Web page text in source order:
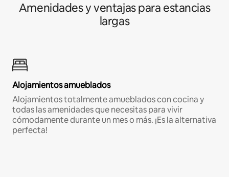
Amenidades y ventajas para estancias
largas
Alojamientos amueblados
Alojamientos totalmente amueblados con cocina y
todas las amenidades que necesitas para vivir
cómodamente durante un mes o más. ¡Es la alternativa
perfecta!